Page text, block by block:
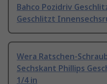
Bahco Pozidriv
Geschlitzt
Wera Ratschen-
Sechskant Phillips
1/4 in